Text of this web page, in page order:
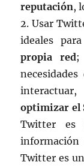
reputación,
2. Usar
ideales
propia red;
optimizar el
Twitter es
Twitter es